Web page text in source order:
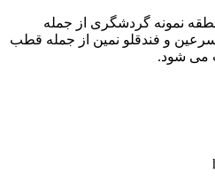
اردبیل با دارا بودن ۳۷ منطقه نمونه گردشگری از جمله
سرعین و فندقلو نمین از جمله قطب
می شود.